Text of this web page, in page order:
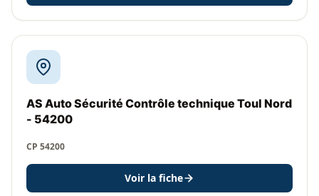
AS Auto Sécurité Contrôle technique Toul Nord
- 54200
CP 54200
Voir la fiche